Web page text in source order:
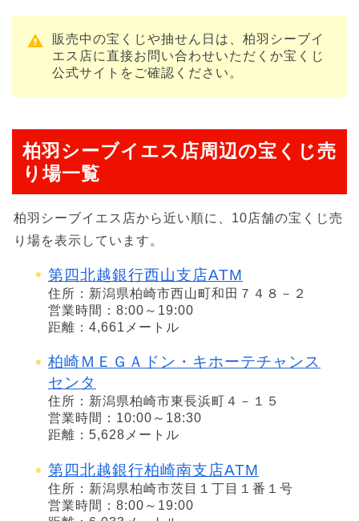
販売中の宝くじや抽せん日は、柏羽シーブイ
エス店に直接お問い合わせいただくか宝くじ
公式サイトをご確認ください。
柏羽シーブイエス店周辺の宝くじ売
り場一覧
柏羽シーブイエス店から近い順に、10店舗の宝くじ売
り場を表示しています。
第四北越銀行西山支店ATM
住所：新潟県柏崎市西山町和田７４８－２
営業時間：8:00～19:00
距離：4,661メートル
柏崎ＭＥＧＡドン・キホーテチャンス
センタ
住所：新潟県柏崎市東長浜町４－１５
営業時間：10:00～18:30
距離：5,628メートル
第四北越銀行柏崎南支店ATM
住所：新潟県柏崎市茨目１丁目１番１号
営業時間：8:00～19:00